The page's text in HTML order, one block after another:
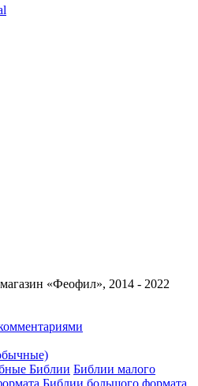
«Феофил», 2014 - 2022
Библии Библии малого
Библии большого формата